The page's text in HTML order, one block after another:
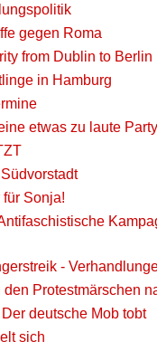
gegen Roma
from Dublin to Berlin
in Hamburg
etwas zu laute
Sonja!
-
den Protestmärschen
deutsche Mob tobt
sich